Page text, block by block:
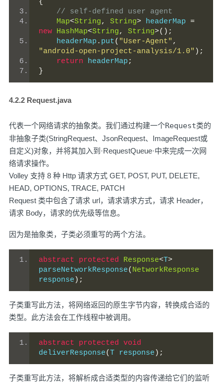
{
// self-defined user agent
Map<String, String> headerMap =
new HashMap<String, String>();
    headerMap
. put( "User-Agent" ,
"android-open-project-analysis/1.0" );
return headerMap ;
}
4.2.2 Request.java
代表一个网络请求的抽象类。我们通过构建一个Request类的
非抽象子类(StringRequest、JsonRequest、ImageRequest或
自定义)对象，并将其加入到·RequestQueue·中来完成一次网
络请求操作。
Volley 支持 8 种 Http 请求方式 GET, POST, PUT, DELETE,
HEAD, OPTIONS, TRACE, PATCH
Request 类中包含了请求 url，请求请求方式，请求 Header，
请求 Body，请求的优先级等信息。
因为是抽象类，子类必须重写的两个方法。
abstract protected Response<T>
parseNetworkResponse( NetworkResponse
response );
子类重写此方法，将网络返回的原生字节内容，转换成合适的
类型。此方法会在工作线程中被调用。
abstract protected void
deliverResponse(T response );
子类重写此方法，将解析成合适类型的内容传递给它们的监听